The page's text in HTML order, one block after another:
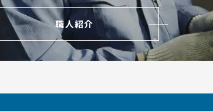
職人紹介